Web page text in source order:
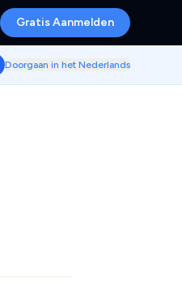
Gratis Aanmelden
Doorgaan in het Nederlands